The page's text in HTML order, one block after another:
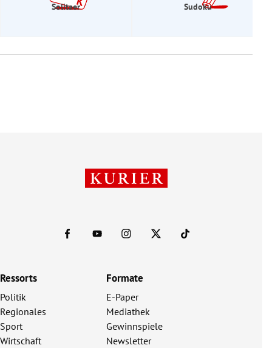
Solitaer Sudoku
Ressorts
Politik
Regionales
Sport
Wirtschaft
Formate
E-Paper
Mediathek
Gewinnspiele
Newsletter